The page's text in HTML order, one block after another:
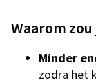
Waarom
Minder
zodra het